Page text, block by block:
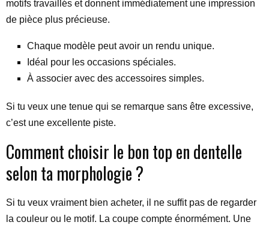
motifs travaillés et donnent immédiatement une impression
de pièce plus précieuse.
Chaque modèle peut avoir un rendu unique.
Idéal pour les occasions spéciales.
À associer avec des accessoires simples.
Si tu veux une tenue qui se remarque sans être excessive,
c’est une excellente piste.
Comment choisir le bon top en dentelle
selon ta morphologie ?
Si tu veux vraiment bien acheter, il ne suffit pas de regarder
la couleur ou le motif. La coupe compte énormément. Une